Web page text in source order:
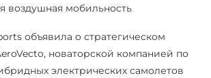
воздушная мобильность
объявила о стратегическом
новаторской компанией по
электрических самолетов